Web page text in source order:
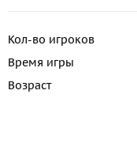
Кол-во игроков
Время игры
Возраст